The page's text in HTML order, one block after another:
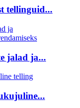
tellinguid...
jalad ja...